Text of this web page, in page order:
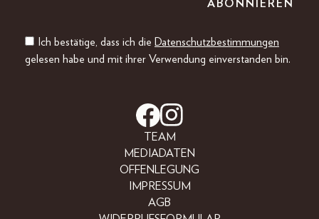
Ich bestätige, dass ich die Datenschutzbestimmungen
gelesen habe und mit ihrer Verwendung einverstanden bin.
TEAM
MEDIADATEN
OFFENLEGUNG
IMPRESSUM
AGB